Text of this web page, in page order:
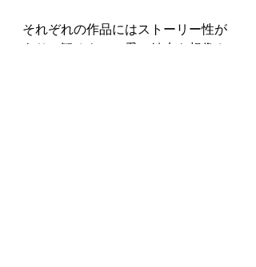
それぞれの作品にはストーリー性が
あり、観るものに愛の結末を想像さ